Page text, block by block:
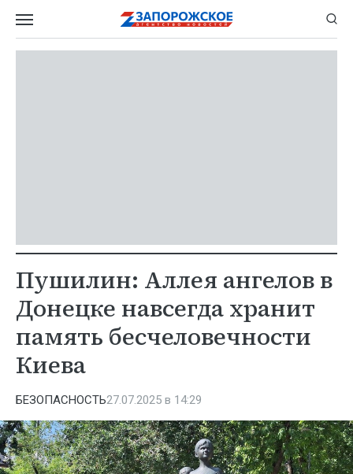
Пушилин: Аллея ангелов в
Донецке навсегда хранит
память бесчеловечности
Киева
БЕЗОПАСНОСТЬ27.07.2025 в 14:29